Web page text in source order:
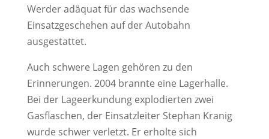
Werder adäquat für das wachsende
Einsatzgeschehen auf der Autobahn
ausgestattet.
Auch schwere Lagen gehören zu den
Erinnerungen. 2004 brannte eine Lagerhalle.
Bei der Lageerkundung explodierten zwei
Gasflaschen, der Einsatzleiter Stephan Kranig
wurde schwer verletzt. Er erholte sich